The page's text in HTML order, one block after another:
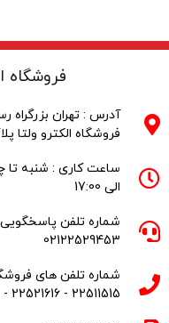
فروشگاه
آدرس : تهران بزرگراه
فروشگاه الکترو ولتا پلاک
الی 17:00
شماره تلفن پاسخگویی
02122529453
22511515 - 22521616 - 26301801